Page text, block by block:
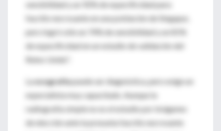
sensibilidad y un 92% de especificidad para
fascitis necrosante en una población de Singapur,
pero logró sólo un 74% de sensibilidad y un 81%
de especificidad en un estudio de validación del
Reino Unido".
Laecografíapuede ser diagnóstica, pero exige un
especialista muy capacitado. Aunque la
radiografía simple no es el estudio por imágenes
de elección ante la presunta fascitis necrosante